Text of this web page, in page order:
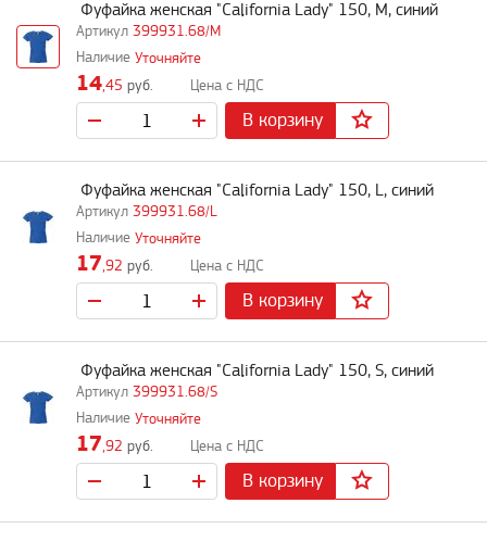
399931.68/M
Фуфайка женская "California Lady" 150, M, синий
Уточняйте
14,45 руб.
В корзину
399931.68/L
Фуфайка женская "California Lady" 150, L, синий
Уточняйте
17,92 руб.
В корзину
399931.68/S
Фуфайка женская "California Lady" 150, S, синий
Уточняйте
17,92 руб.
В корзину